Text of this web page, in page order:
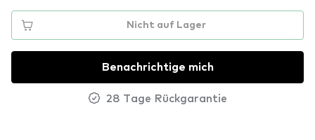
Nicht auf Lager
Benachrichtige mich
28 Tage Rückgarantie